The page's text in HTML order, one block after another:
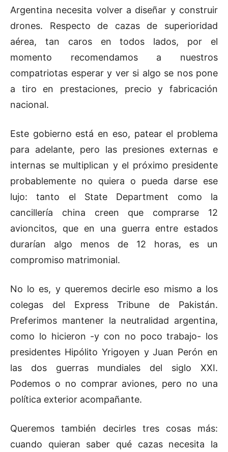
Argentina necesita volver a diseñar y construir
drones. Respecto de cazas de superioridad
aérea, tan caros en todos lados, por el
momento recomendamos a nuestros
compatriotas esperar y ver si algo se nos pone
a tiro en prestaciones, precio y fabricación
nacional.
Este gobierno está en eso, patear el problema
para adelante, pero las presiones externas e
internas se multiplican y el próximo presidente
probablemente no quiera o pueda darse ese
lujo: tanto el State Department como la
cancillería china creen que comprarse 12
avioncitos, que en una guerra entre estados
durarían algo menos de 12 horas, es un
compromiso matrimonial.
No lo es, y queremos decirle eso mismo a los
colegas del Express Tribune de Pakistán.
Preferimos mantener la neutralidad argentina,
como lo hicieron -y con no poco trabajo- los
presidentes Hipólito Yrigoyen y Juan Perón en
las dos guerras mundiales del siglo XXI.
Podemos o no comprar aviones, pero no una
política exterior acompañante.
Queremos también decirles tres cosas más:
cuando quieran saber qué cazas necesita la